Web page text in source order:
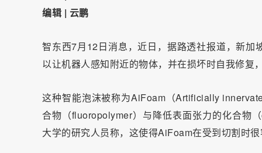
编辑 | 云鹏
智东西7月12日消息，近日，据路透社报道，新
以让机器人感知附近的物体，并在损坏时自我修复
这种智能泡沫被称为AiFoam（Artificially
合物（fluoropolymer）与降低表面张力的化合物
大学的研究人员称，这使得AiFoam在受到切割时